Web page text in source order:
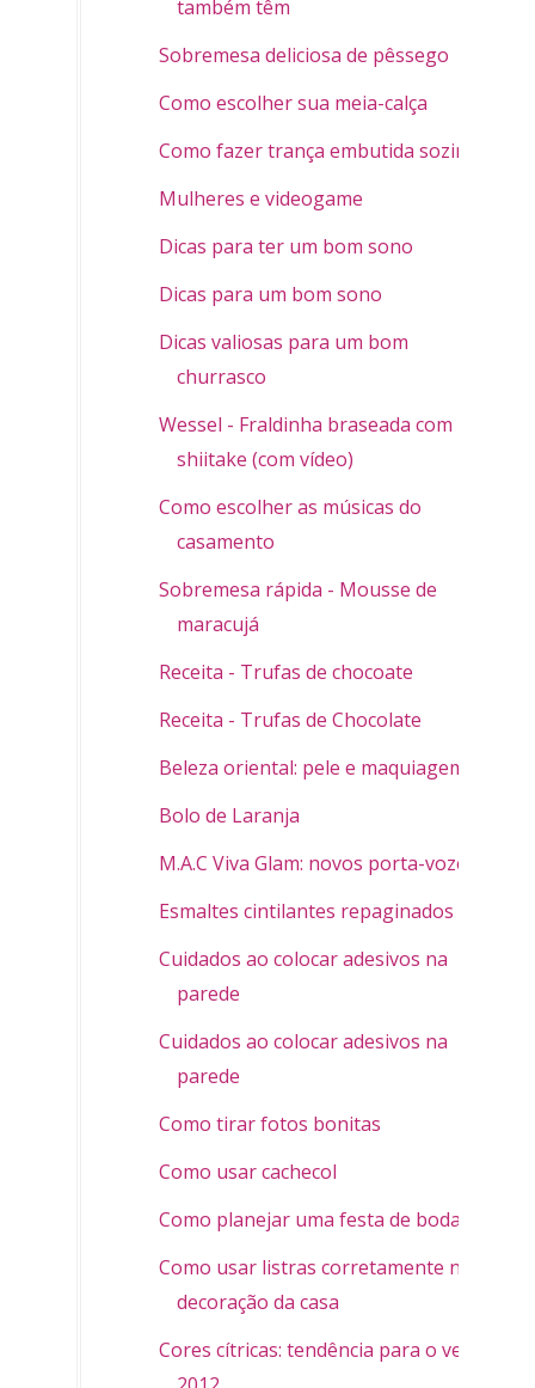
também têm
Sobremesa deliciosa de pêssego
Como escolher sua meia-calça
Como fazer trança embutida sozinha
Mulheres e videogame
Dicas para ter um bom sono
Dicas para um bom sono
Dicas valiosas para um bom
churrasco
Wessel - Fraldinha braseada com
shiitake (com vídeo)
Como escolher as músicas do
casamento
Sobremesa rápida - Mousse de
maracujá
Receita - Trufas de chocoate
Receita - Trufas de Chocolate
Beleza oriental: pele e maquiagem
Bolo de Laranja
M.A.C Viva Glam: novos porta-vozes
Esmaltes cintilantes repaginados
Cuidados ao colocar adesivos na
parede
Cuidados ao colocar adesivos na
parede
Como tirar fotos bonitas
Como usar cachecol
Como planejar uma festa de bodas
Como usar listras corretamente na
decoração da casa
Cores cítricas: tendência para o verão